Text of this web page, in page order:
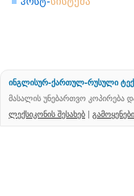
ინგლისურ-ქართულ-რუსული
მასალის უნებართვო კოპირება
ლექსიკონის შესახებ |